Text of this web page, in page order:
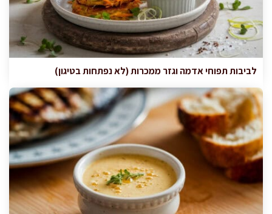
לביבות תפוחי אדמה וגזר ממכרות (לא נפתחות בטיגון)